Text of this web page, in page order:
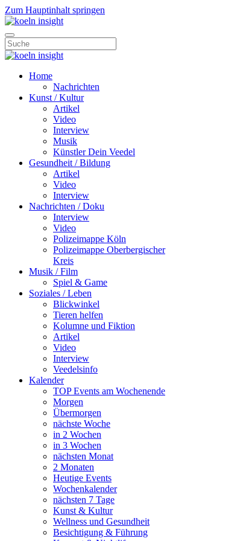
Zum Hauptinhalt springen
Home
Nachrichten
Kunst / Kultur
Artikel
Video
Interview
Musik
Künstler Dein Veedel
Gesundheit / Bildung
Artikel
Video
Interview
Nachrichten / Doku
Interview
Video
Polizeimappe Köln
Polizeimappe Oberbergischer
Kreis
Musik / Film
Spiel & Game
Soziales / Leben
Blickwinkel
Tieren helfen
Kolumne und Fiktion
Artikel
Video
Interview
Veedelsinfo
Kalender
TOP Events am Wochenende
Morgen
Übermorgen
nächste Woche
in 2 Wochen
in 3 Wochen
nächsten Monat
2 Monaten
Heutige Events
Wochenkalender
nächsten 7 Tage
Kunst & Kultur
Wellness und Gesundheit
Besichtigung & Führung